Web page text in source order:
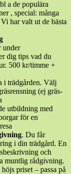
a de populära
, special: många
har valt ut de bästa
under
dig tips vad du
500 kr/timme +
i trädgården. Välj
(ej gräs-
utbildning med
för en
. Du får
i din trädgård. En
och
muntlig rådgivning.
priset – passa på